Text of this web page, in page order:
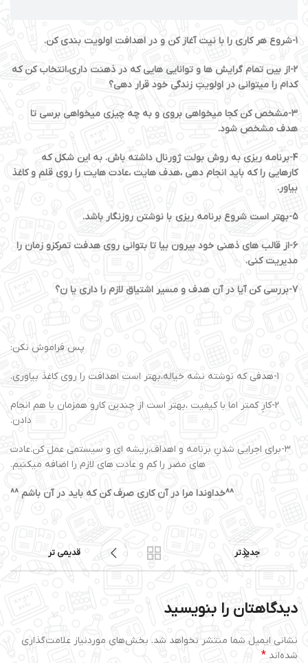
۱-شروع هر کاری را با نیت آغاز کن و در اهدافت اولویت بندی کن.
۲-از بین تمام گرایش ها و توانایی هایی که در ذهنت داری،انتخاب کن که
کدام را میتوانی در اولویتِ زندگی خود قرار دهی؟
۳-مشخص کن کجا میخواهی بروی و به چه چیزی میخواهی برسی تا
هدف مشخص شود.
۴-برنامه ریزی به روش بولت ژورنال داشته باش. به این شکل که
کارهایی را که باید انجام دهی ،هدف هایت ،عادت هایت را روی قلم و کاغذ
بیاور.
۵-بهتر است شروع برنامه ریزی با نوشتن روزنگار باشد.
۶-از قالب های ذهنی خود بیرون بیا تا بتوانی روی هدفت تمرکزو زمان را
مدیریت کنی.
۷-بررسی کن آیا در آن هدف و مسیر اشتیاق لازم را داری یا ن؟
پس فراموش نکن:
۱-هدفی که نوشته نشه خیاله،بهتر است اهدافت را روی کاغذ بیاوری.
۲-کارِ کمتر اما با کیفیت ،بهتر است از چندین کارو همزمان با هم انجام
دادن.
۳-برای اجرایی شدنِ برنامه و اهداف،ریشه ای و سیستمی عمل کن.عادت
های مضر را کم و عادت های لازم را اضافه میکنیم.
^^خداوندا مرا در آن کاری صرف کن که باید در آن باشم ^^
جدیدتر قدیمی تر
دیدگاهتان را بنویسید
نشانی ایمیل شما منتشر نخواهد شد. بخش‌های موردنیاز علامت‌گذاری
شده‌اند *